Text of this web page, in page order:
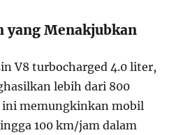
yang Menakjubkan
V8 turbocharged 4.0 liter,
lebih dari 800
ini memungkinkan mobil
100 km/jam dalam